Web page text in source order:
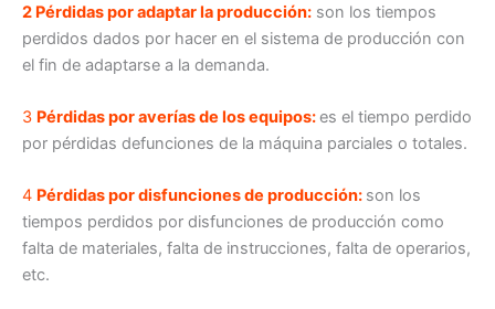
2 Pérdidas por adaptar la producción: son los tiempos
perdidos dados por hacer en el sistema de producción con
el fin de adaptarse a la demanda.
3 Pérdidas por averías de los equipos:es el tiempo perdido
por pérdidas defunciones de la máquina parciales o totales.
4 Pérdidas por disfunciones de producción: son los
tiempos perdidos por disfunciones de producción como
falta de materiales, falta de instrucciones, falta de operarios,
etc.